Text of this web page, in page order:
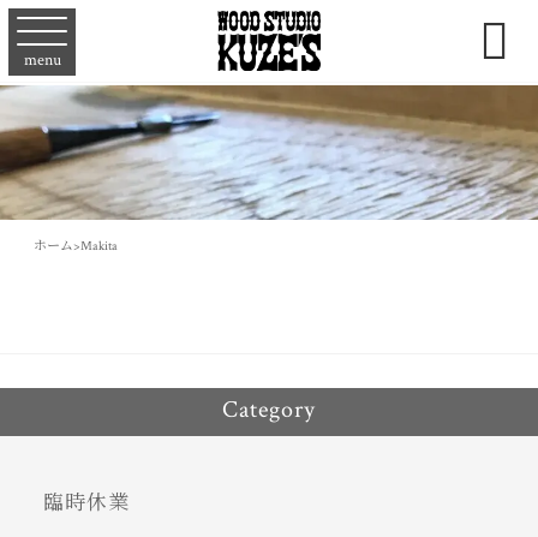
menu 
ホーム>Makita
Category
臨時休業